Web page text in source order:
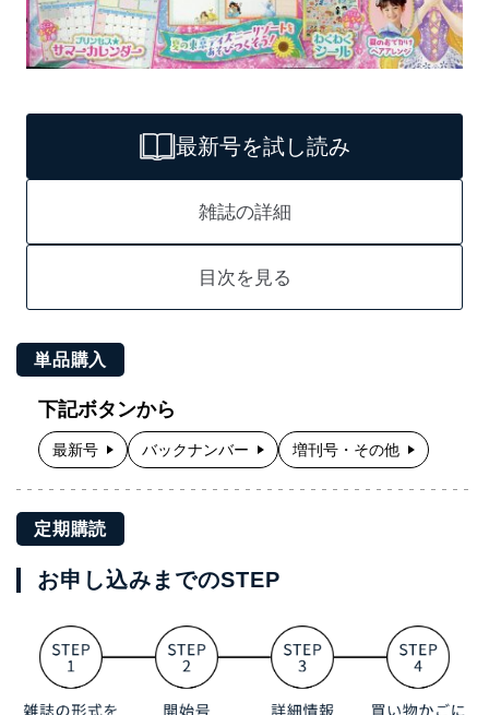
最新号を試し読み
雑誌の詳細
目次を見る
単品購入
下記ボタンから
最新号 バックナンバー 増刊号・その他
定期購読
お申し込みまでのSTEP